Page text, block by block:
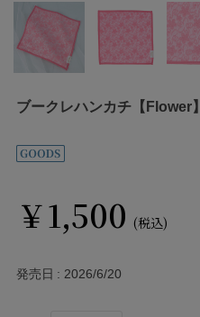
ブークレハンカチ【Flower】
￥1,500 (税込)
発売日 2026/6/20